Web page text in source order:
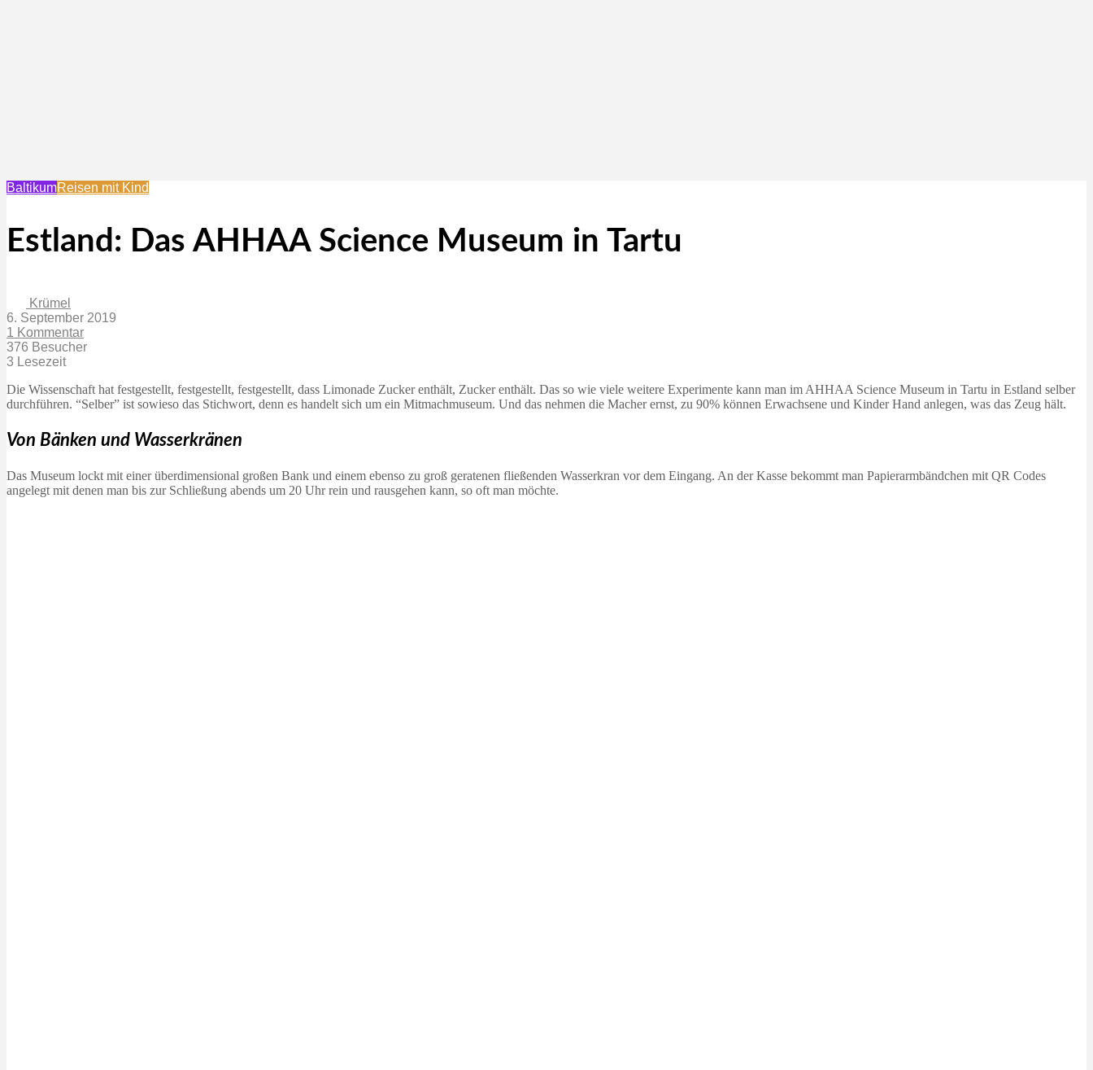
BaltikumReisen mit Kind
Estland: Das AHHAA Science Museum in Tartu
Krümel
6. September 2019
1 Kommentar
376 Besucher
3 Lesezeit
Die Wissenschaft hat festgestellt, festgestellt, festgestellt, dass Limonade Zucker enthält, Zucker enthält. Das so wie viele weitere Experimente kann man im AHHAA Science Museum in Tartu in Estland selber
durchführen. “Selber” ist sowieso das Stichwort, denn es handelt sich um ein Mitmachmuseum. Und das nehmen die Macher ernst, zu 90% können Erwachsene und Kinder Hand anlegen, was das Zeug hält.
Von Bänken und Wasserkränen
Das Museum lockt mit einer überdimensional großen Bank und einem ebenso zu groß geratenen fließenden Wasserkran vor dem Eingang. An der Kasse bekommt man Papierarmbändchen mit QR Codes
angelegt mit denen man bis zur Schließung abends um 20 Uhr rein und rausgehen kann, so oft man möchte.